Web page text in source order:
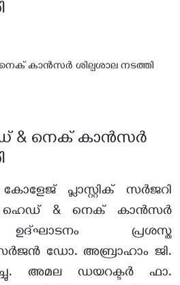
കാന്‍സര്‍ ശില്പശാല നടത്തി
& നെക് കാന്‍സര്‍
പ്ലാസ്റ്റിക് സര്‍ജറി
ഹെഡ് & നെക് കാന്‍സര്‍
ഉദ്ഘാടനം പ്രശസ്ത
ഡോ. അബ്രാഹാം ജി.
അമല ഡയറക്ടര്‍ ഫാ.